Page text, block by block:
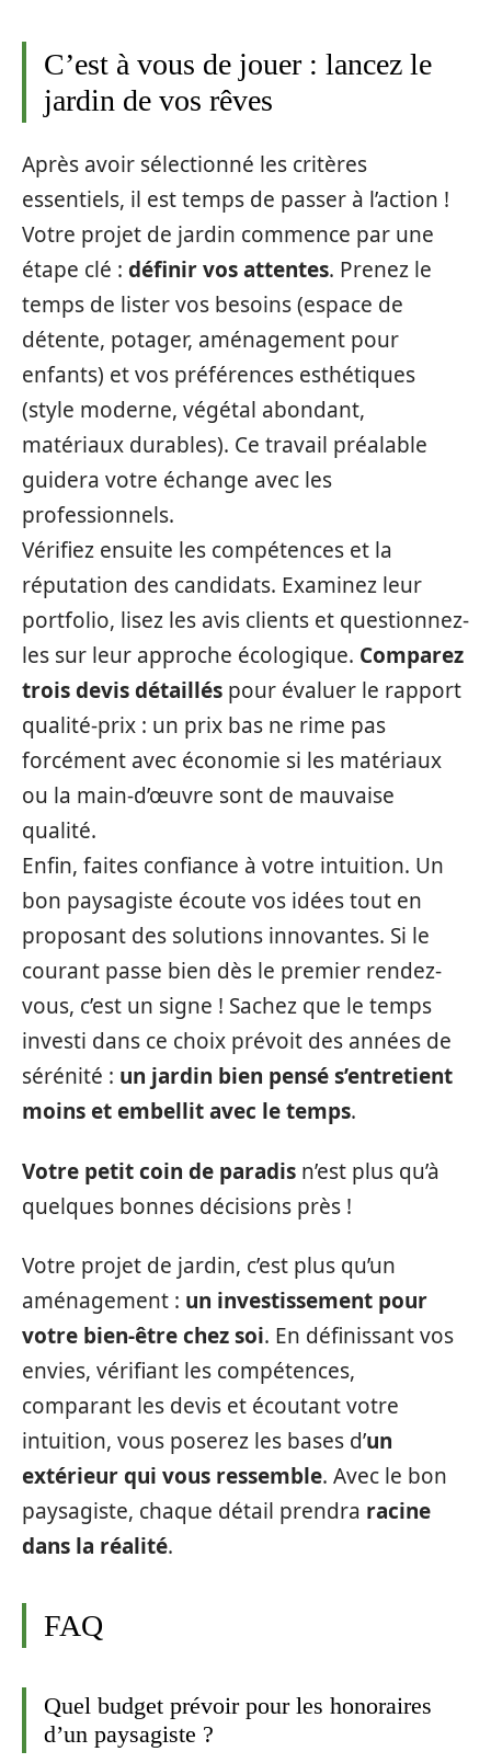
C’est à vous de jouer : lancez le
jardin de vos rêves
Après avoir sélectionné les critères
essentiels, il est temps de passer à l’action !
Votre projet de jardin commence par une
étape clé : définir vos attentes. Prenez le
temps de lister vos besoins (espace de
détente, potager, aménagement pour
enfants) et vos préférences esthétiques
(style moderne, végétal abondant,
matériaux durables). Ce travail préalable
guidera votre échange avec les
professionnels.
Vérifiez ensuite les compétences et la
réputation des candidats. Examinez leur
portfolio, lisez les avis clients et questionnez-
les sur leur approche écologique. Comparez
trois devis détaillés pour évaluer le rapport
qualité-prix : un prix bas ne rime pas
forcément avec économie si les matériaux
ou la main-d’œuvre sont de mauvaise
qualité.
Enfin, faites confiance à votre intuition. Un
bon paysagiste écoute vos idées tout en
proposant des solutions innovantes. Si le
courant passe bien dès le premier rendez-
vous, c’est un signe ! Sachez que le temps
investi dans ce choix prévoit des années de
sérénité : un jardin bien pensé s’entretient
moins et embellit avec le temps.
Votre petit coin de paradis n’est plus qu’à
quelques bonnes décisions près !
Votre projet de jardin, c’est plus qu’un
aménagement : un investissement pour
votre bien-être chez soi. En définissant vos
envies, vérifiant les compétences,
comparant les devis et écoutant votre
intuition, vous poserez les bases d’un
extérieur qui vous ressemble. Avec le bon
paysagiste, chaque détail prendra racine
dans la réalité.
FAQ
Quel budget prévoir pour les honoraires
d’un paysagiste ?